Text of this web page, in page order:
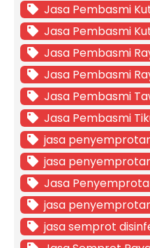
Jasa Pembasmi
Jasa Pembasmi
Jasa Pembasmi
Jasa Pembasmi
Jasa Pembasmi
Jasa Pembasmi
jasa
jasa
Jasa
jasa
jasa semprot